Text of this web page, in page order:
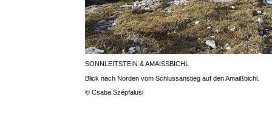
SONNLEITSTEIN & AMAISSBICHL
Blick nach Norden vom Schlussanstieg auf den Amaißbichl.
© Csaba Szépfalusi